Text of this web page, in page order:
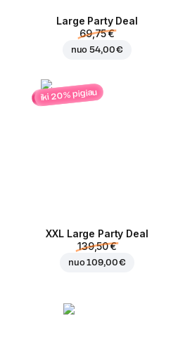
Large Party Deal
69,75 €
nuo54,00 €
iki 20% pigiau
XXL Large Party Deal
139,50 €
nuo109,00 €